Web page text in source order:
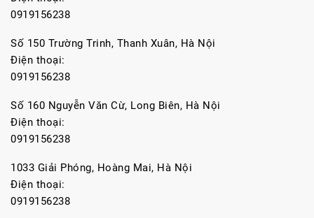
0919156238
Số 150 Trường Trinh, Thanh Xuân, Hà Nội
Điện thoại:
0919156238
Số 160 Nguyễn Văn Cừ, Long Biên, Hà Nội
Điện thoại:
0919156238
1033 Giải Phóng, Hoàng Mai, Hà Nội
Điện thoại:
0919156238